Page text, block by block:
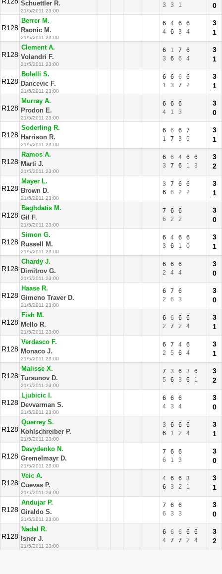
Schuettler R.
21/5/2011 23:00
3
3 1
0
R128
Berrer M.
Raonic M.
21/5/2011 23:00
6 4 6
6
4
6 3 4
3
1
R128
Clement A.
Volandri F.
21/5/2011 23:00
6 1 7
6
3
6 6 4
3
1
R128
Bolelli S.
Dancevic F.
21/5/2011 23:00
6 6 6
6
1
3 7 2
3
1
R128
Murray A.
Prodon E.
21/5/2011 23:00
6 6
6
4
1 3
3
0
R128
Soderling R.
Harrison R.
21/5/2011 23:00
6 6 6
7
1
7 3 5
3
1
R128
Ramos A.
Marti J.
21/5/2011 23:00
6 6 4 6
6
3
7 6 1 3
3
2
R128
Mayer L.
Brown D.
21/5/2011 23:00
3 7 6
6
6
6 2 2
3
1
R128
Baghdatis M.
Gil F.
21/5/2011 23:00
7 6
6
6
2 2
3
0
R128
Simon G.
Russell M.
21/5/2011 23:00
6 4 6
6
3
6 1 0
3
1
R128
Chardy J.
Dimitrov G.
21/5/2011 23:00
6 6
6
2
4 4
3
0
R128
Haase R.
Gimeno Traver D.
21/5/2011 23:00
6 7
6
2
6 3
3
0
R128
Fish M.
Mello R.
21/5/2011 23:00
6 6 6
6
2
7 2 4
3
1
R128
Verdasco F.
Monaco J.
21/5/2011 23:00
6 7 4
6
2
5 6 4
3
1
R128
Malisse X.
Tursunov D.
21/5/2011 23:00
7 3 6 3
6
5
6 3 6 1
3
2
R128
Ljubicic I.
Devvarman S.
21/5/2011 23:00
6 6
6
4
3 4
3
0
R128
Querrey S.
Kohlschreiber P.
21/5/2011 23:00
3 6 6
6
6
1 2 4
3
1
R128
Davydenko N.
Gremelmayr D.
21/5/2011 23:00
7 6
6
6
1 3
3
0
R128
Veic A.
Cuevas P.
21/5/2011 23:00
4 6 6
3
6
3 2 1
3
1
R128
Andujar P.
Giraldo S.
21/5/2011 23:00
7 6
6
6
3 3
3
0
R128
Nadal R.
Isner J.
21/5/2011 23:00
6 6 6 6
6
4
7 7 2 4
3
2